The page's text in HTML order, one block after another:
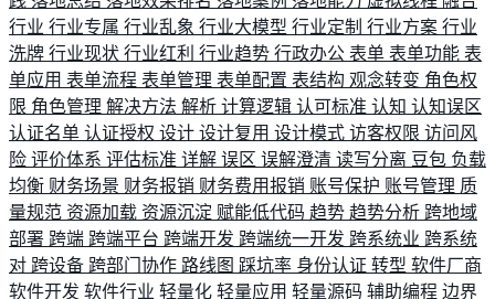
行业 行业专属 行业乱象 行业大模型 行业定制 行业方案 行业
洗牌 行业现状 行业红利 行业趋势 行政办公 表单 表单功能 表
单应用 表单流程 表单管理 表单配置 表结构 观念转变 角色权
限 角色管理 解决方法 解析 计算逻辑 认可标准 认知 认知误区
认证名单 认证授权 设计 设计复用 设计模式 访客权限 访问风
险 评价体系 评估标准 详解 误区 误解澄清 读写分离 豆包 负载
均衡 财务场景 财务报销 财务费用报销 账号保护 账号管理 质
量规范 资源加载 资源沉淀 赋能低代码 趋势 趋势分析 跨地域
部署 跨端 跨端平台 跨端开发 跨端统一开发 跨系统业 跨系统
对 跨设备 跨部门协作 路线图 踩坑率 身份认证 转型 软件厂商
软件开发 软件行业 轻量化 轻量应用 轻量源码 辅助编程 边界